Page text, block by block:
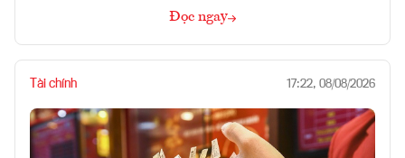
Đọc ngay
Tài chính 17:22, 08/08/2026